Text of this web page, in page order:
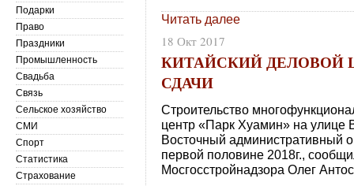
Читать далее
18 Окт 2017
КИТАЙСКИЙ ДЕЛОВОЙ
СДАЧИ
Строительство
центр «Парк Хуамин» на улице
Восточный административный
первой половине 2018г.,
Мосгосстройнадзора Олег
Подарки
Право
Праздники
Промышленность
Свадьба
Связь
Сельское хозяйство
СМИ
Спорт
Статистика
Страхование